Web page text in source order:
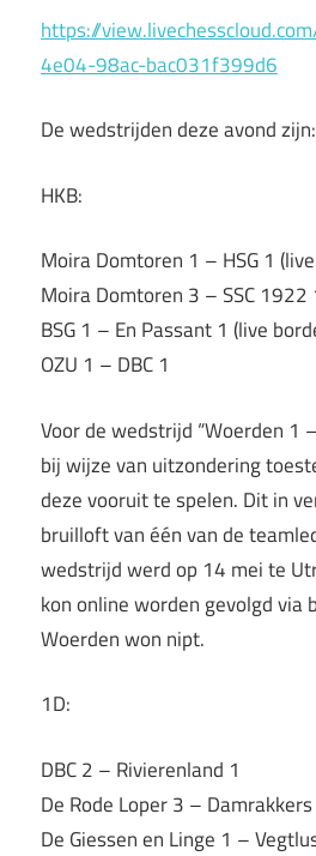
https://
4e04-98ac-bac031f399d6
De wedstrijden deze avond zijn:
HKB:
Moira Domtoren 1 – HSG 1
Moira Domtoren 3 – SSC 1922
BSG 1 – En Passant 1 (live
OZU 1 – DBC 1
Voor de wedstrijd “Woerden 1
bij wijze van uitzondering
deze vooruit te spelen. Dit in
bruilloft van één van de
wedstrijd werd op 14 mei te
kon online worden gevolgd via
Woerden won nipt.
1D:
DBC 2 – Rivierenland 1
De Rode Loper 3 –
De Giessen en Linge 1 –